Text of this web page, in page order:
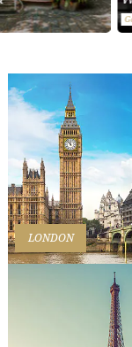
LONDON